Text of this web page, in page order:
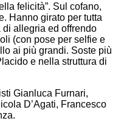
felicità”. Sul cofano,
Hanno girato per tutta
allegria ed offrendo
(con pose per selfie e
ai più grandi. Soste più
e nella struttura di
Gianluca Furnari,
D’Agati, Francesco